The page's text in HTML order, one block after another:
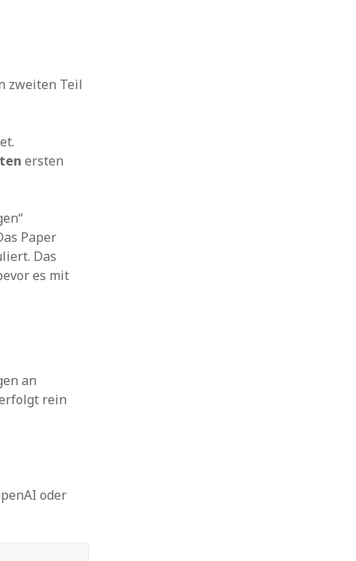
zweiten Teil
ersten
Paper
Das
es mit
an
rein
oder